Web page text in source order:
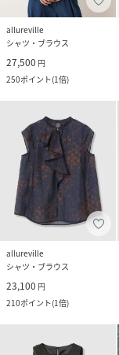
allureville
シャツ・ブラウス
27,500 円
250ポイント(1倍)
allureville
シャツ・ブラウス
23,100 円
210ポイント(1倍)